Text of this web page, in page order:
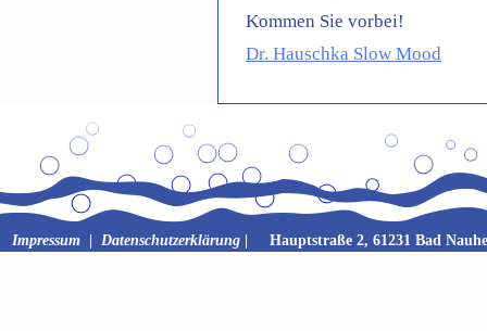
Kommen Sie vorbei!
Dr. Hauschka Slow Mood
Impressum |Datenschutzerklärung | Hauptstraße 2, 61231 Bad